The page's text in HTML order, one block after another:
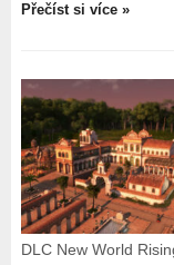
Přečíst si více »
DLC New World